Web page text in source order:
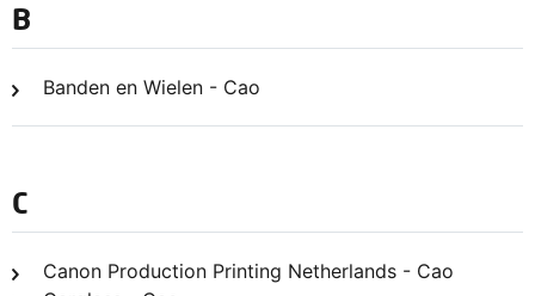
B
Banden en Wielen - Cao
C
Canon Production Printing Netherlands - Cao